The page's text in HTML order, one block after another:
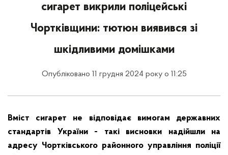
сигарет викрили поліцейські
Чортківщини: тютюн виявився зі
шкідливими домішками
Опубліковано 11 грудня 2024 року о 11:25
Вміст сигарет не відповідає вимогам державних
стандартів України - такі висновки надійшли на
адресу Чортківського районного управління поліції